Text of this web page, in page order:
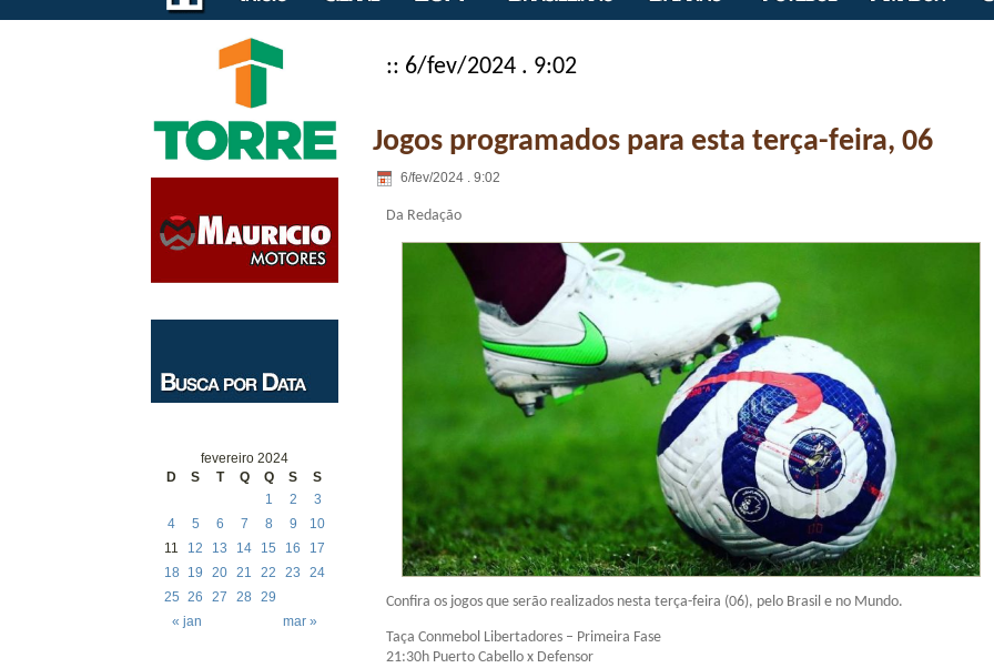
fevereiro 2024
D
S T Q Q S S
« jan mar »
1 2
3
4
5 6 7 8 9
10
11
12 13 14 15 16
17
18
19 20 21 22 23
24
25 26 27 28 29
:: 6/fev/2024 . 9:02
Jogos programados para esta terça-feira, 06
6/fev/2024 . 9:02
Da Redação
Confira os jogos que serão realizados nesta terça-feira (06), pelo Brasil e no Mundo.
Taça Conmebol Libertadores – Primeira Fase
21:30h Puerto Cabello x Defensor